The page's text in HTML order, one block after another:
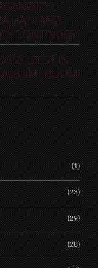
HAJJI AND
CONTINUES
„BEST IN
„ROOM
(1)
(23)
(29)
(28)